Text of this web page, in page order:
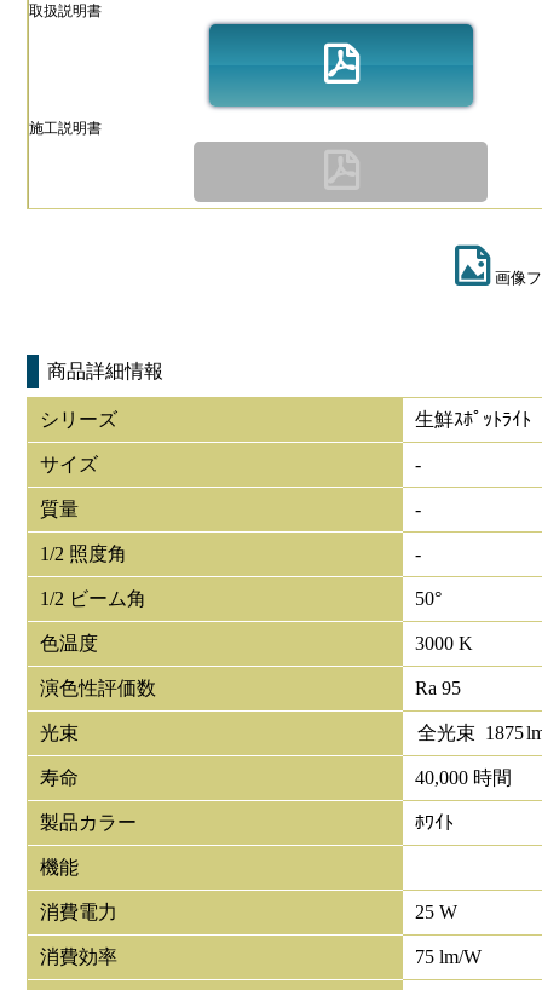
取扱説明書
施工説明書
画像
商品詳細情報
シリーズ 生鮮ｽﾎﾟｯﾄﾗｲﾄ
サイズ -
質量 -
1/2 照度角 -
1/2 ビーム角 50°
色温度 3000 K
演色性評価数 Ra 95
光束 全光束 1875
寿命 40,000 時間
製品カラー ﾎﾜｲﾄ
機能
消費電力 25 W
消費効率 75 lm/W